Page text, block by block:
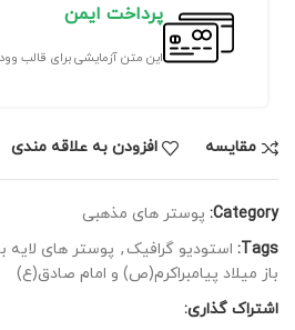
پرداخت ایمن
این متن آزمایشی برای قالب
مقايسه افزودن به علاقه مندی
Category: پوستر های مذهبی
Tags: استودیو گرافیک , پوستر های لایه باز 17
باز میلاد پیامبراکرم(ص) و امام صادق(ع)
اشتراک گذاری: